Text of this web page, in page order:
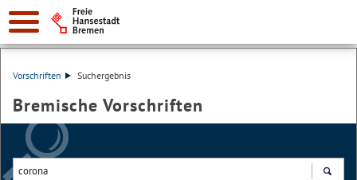
Vorschriften Suchergebnis
Bremische Vorschriften